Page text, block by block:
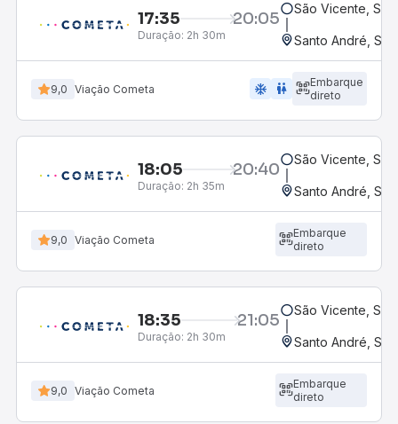
17:35 20:05
Duração: 2h 30m
São Vicente, SP
Santo André, SP
9,0 Viação Cometa ac_unit wc
Embarque
direto
18:05 20:40
Duração: 2h 35m
São Vicente, SP
Santo André, SP
9,0 Viação Cometa
Embarque
direto
18:35 21:05
Duração: 2h 30m
São Vicente, SP
Santo André, SP
9,0 Viação Cometa
Embarque
direto